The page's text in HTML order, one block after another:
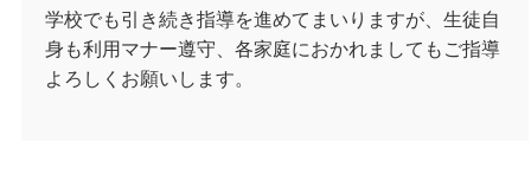
学校でも引き続き指導を進めてまいりますが、生徒自
身も利用マナー遵守、各家庭におかれましてもご指導
よろしくお願いします。